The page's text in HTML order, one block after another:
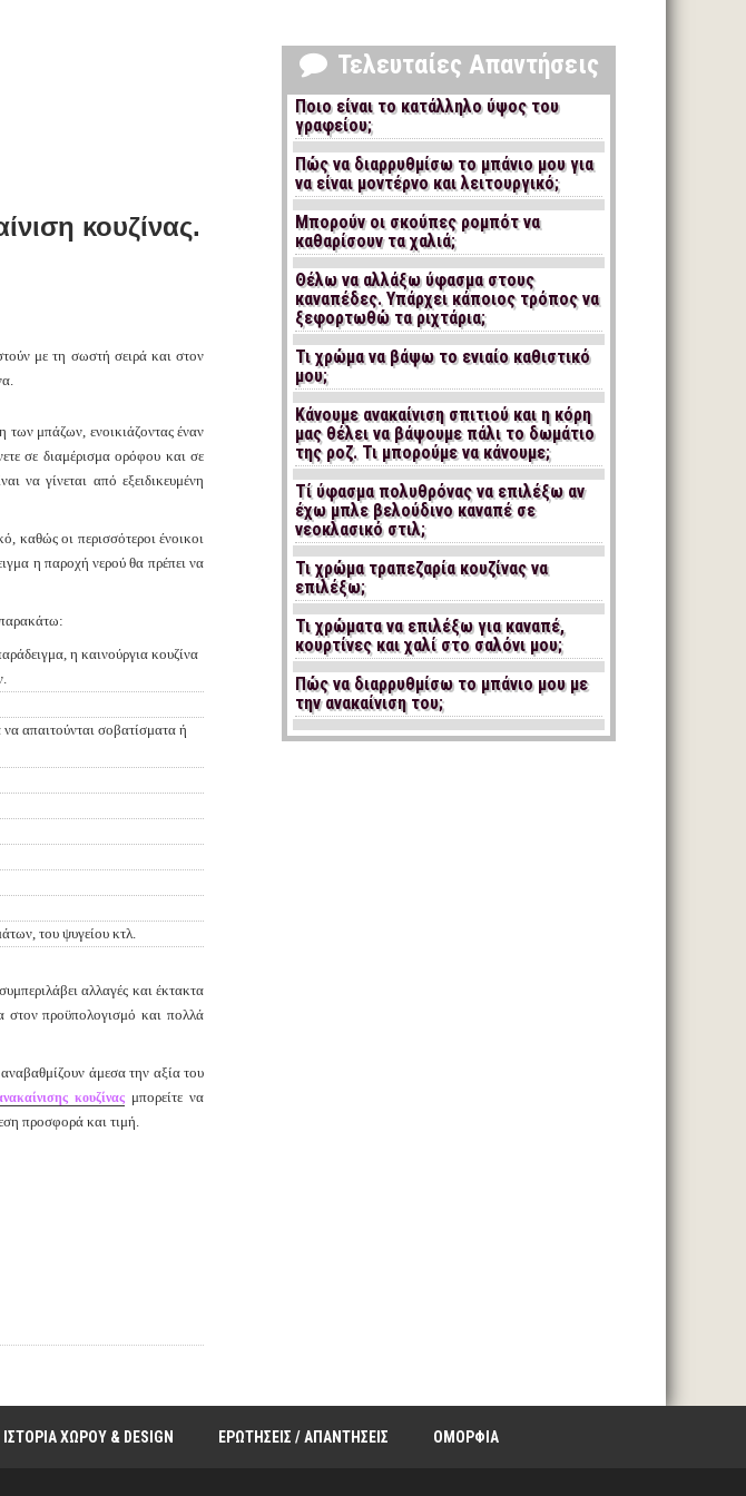
κουζίνας.
με τη σωστή σειρά και στον
των μπάζων, ενοικιάζοντας έναν
σε διαμέρισμα ορόφου και σε
να γίνεται από εξειδικευμένη
καθώς οι περισσότεροι ένοικοι
η παροχή νερού θα πρέπει να
η καινούργια κουζίνα
απαιτούνται σοβατίσματα ή
του ψυγείου κτλ.
αλλαγές και έκτακτα
στον προϋπολογισμό και πολλά
άμεσα την αξία του
κουζίνας μπορείτε να
προσφορά και τιμή.
Τελευταίες Απαντήσεις
Ποιο είναι το κατάλληλο ύψος του
γραφείου;
Πώς να διαρρυθμίσω το μπάνιο μου για
να είναι μοντέρνο και λειτουργικό;
Μπορούν οι σκούπες ρομπότ να
καθαρίσουν τα χαλιά;
Θέλω να αλλάξω ύφασμα στους
καναπέδες. Υπάρχει κάποιος τρόπος να
ξεφορτωθώ τα ριχτάρια;
Τι χρώμα να βάψω το ενιαίο καθιστικό
μου;
Κάνουμε ανακαίνιση σπιτιού και η κόρη
μας θέλει να βάψουμε πάλι το δωμάτιο
της ροζ. Τι μπορούμε να κάνουμε;
Τί ύφασμα πολυθρόνας να επιλέξω αν
έχω μπλε βελούδινο καναπέ σε
νεοκλασικό στιλ;
Τι χρώμα τραπεζαρία κουζίνας να
επιλέξω;
Τι χρώματα να επιλέξω για καναπέ,
κουρτίνες και χαλί στο σαλόνι μου;
Πώς να διαρρυθμίσω το μπάνιο μου με
την ανακαίνιση του;
ΙΣΤΟΡΙΑ ΧΩΡΟΥ & DESIGN ΕΡΩΤΗΣΕΙΣ / ΑΠΑΝΤΗΣΕΙΣ ΟΜΟΡΦΙΑ